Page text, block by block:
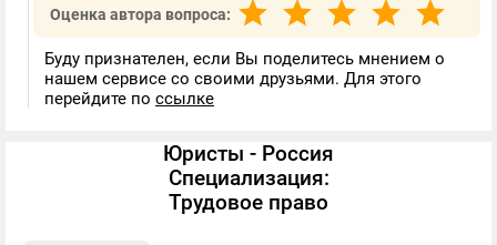
Оценка автора вопроса:
Буду признателен, если Вы поделитесь мнением о
нашем сервисе со своими друзьями. Для этого
перейдите по ссылке
Юристы - Россия
Специализация:
Трудовое право